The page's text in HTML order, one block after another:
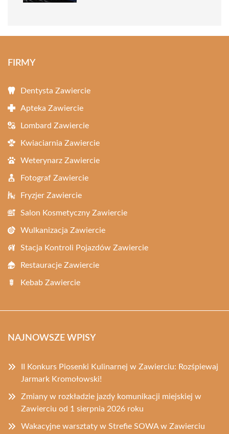
FIRMY
Dentysta Zawiercie
Apteka Zawiercie
Lombard Zawiercie
Kwiaciarnia Zawiercie
Weterynarz Zawiercie
Fotograf Zawiercie
Fryzjer Zawiercie
Salon Kosmetyczny Zawiercie
Wulkanizacja Zawiercie
Stacja Kontroli Pojazdów Zawiercie
Restauracje Zawiercie
Kebab Zawiercie
NAJNOWSZE WPISY
II Konkurs Piosenki Kulinarnej w Zawierciu: Rozśpiewaj
Jarmark Kromołowski!
Zmiany w rozkładzie jazdy komunikacji miejskiej w
Zawierciu od 1 sierpnia 2026 roku
Wakacyjne warsztaty w Strefie SOWA w Zawierciu